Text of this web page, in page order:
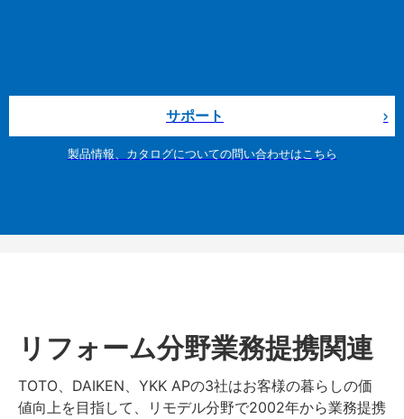
サポート
製品情報、カタログについての問い合わせはこちら
リフォーム分野業務提携関連
TOTO、DAIKEN、YKK APの3社はお客様の暮らしの価
値向上を目指して、リモデル分野で2002年から業務提携